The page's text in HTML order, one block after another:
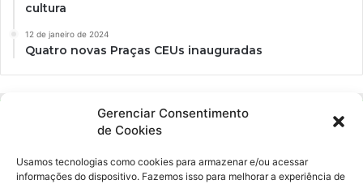
Gerenciar Consentimento
de Cookies
Usamos tecnologias como cookies para armazenar e/ou acessar
informações do dispositivo. Fazemos isso para melhorar a experiência de
cultura
12 de janeiro de 2024
Quatro novas Praças CEUs inauguradas